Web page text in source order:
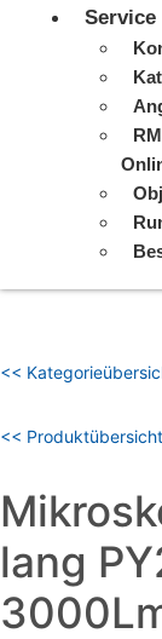
Service
<<
<<
lang